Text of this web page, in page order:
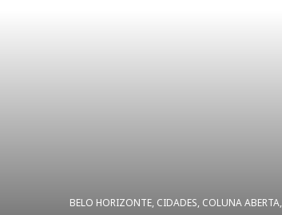
BELO HORIZONTE, CIDADES, COLUNA ABERTA,